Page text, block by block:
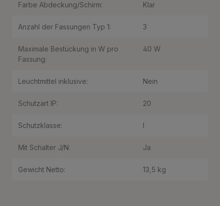
Farbe Abdeckung/Schirm: Klar
Anzahl der Fassungen Typ 1: 3
Maximale Bestückung in W pro
Fassung:
40 W
Leuchtmittel inklusive: Nein
Schutzart IP: 20
Schutzklasse: I
Mit Schalter J/N: Ja
Gewicht Netto: 13,5 kg